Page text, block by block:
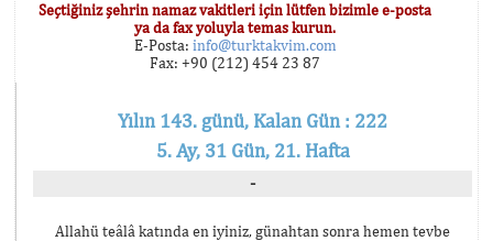
Seçtiğiniz şehrin namaz vakitleri için lütfen bizimle e-posta
ya da fax yoluyla temas kurun.
E-Posta: info@turktakvim.com
Fax: +90 (212) 454 23 87
Yılın 143. günü, Kalan Gün : 222
5. Ay, 31 Gün, 21. Hafta
-
Allahü teâlâ katında en iyiniz, günahtan sonra hemen tevbe